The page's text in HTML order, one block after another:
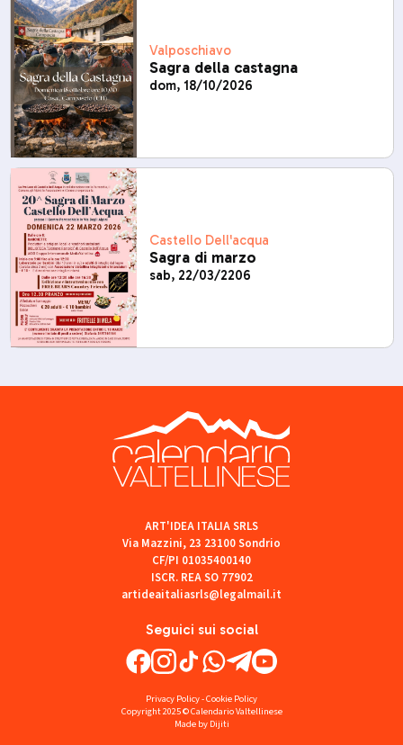
Valposchiavo
Sagra della castagna
dom, 18/10/2026
Castello Dell'acqua
Sagra di marzo
sab, 22/03/2206
Seguici sui social
ART'IDEA ITALIA SRLS
Via Mazzini, 23 23100 Sondrio
CF/PI 01035400140
ISCR. REA SO 77902
artideaitaliasrls@legalmail.it
Privacy Policy-Cookie Policy
Copyright 2025 © Calendario Valtellinese
Made by Dijiti